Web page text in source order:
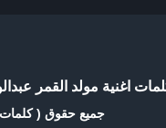
اغنية مولد القمر
جميع حقوق (